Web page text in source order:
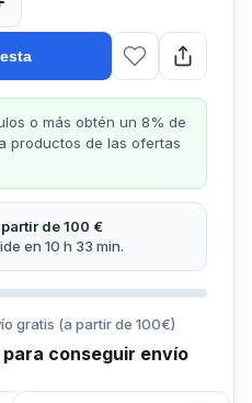
o más obtén un 8% de
productos de las ofertas
de 100 €
en 10 h 33 min.
gratis (a partir de 100€)
conseguir envío